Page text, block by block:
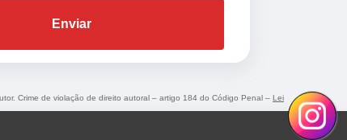
Enviar
Crime de violação de direito autoral – artigo 184 do Código Penal – Lei